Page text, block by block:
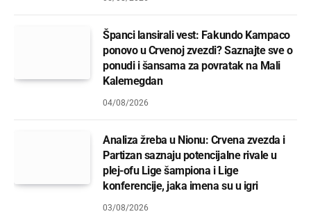
Španci lansirali vest: Fakundo Kampaco
ponovo u Crvenoj zvezdi? Saznajte sve o
ponudi i šansama za povratak na Mali
Kalemegdan
04/08/2026
Analiza žreba u Nionu: Crvena zvezda i
Partizan saznaju potencijalne rivale u
plej-ofu Lige šampiona i Lige
konferencije, jaka imena su u igri
03/08/2026